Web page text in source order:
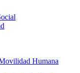
Humana